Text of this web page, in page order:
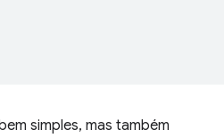
simples, mas também